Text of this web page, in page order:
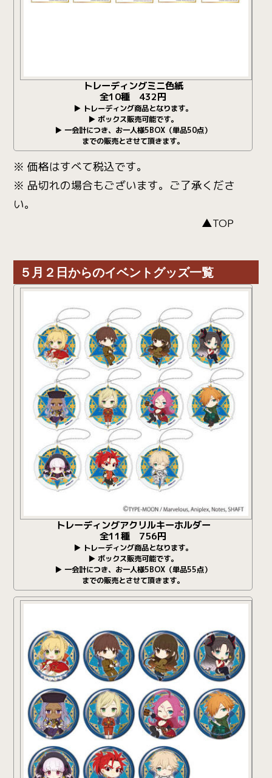
トレーディングミニ色紙
全10種 432円
▶ トレーディング商品となります。
▶ ボックス販売可能です。
▶ 一会計につき、お一人様5BOX（単品50点）
までの販売とさせて頂きます。
※ 価格はすべて税込です。
※ 品切れの場合もございます。ご了承くださ
い。
▲TOP
５月２日からのイベントグッズ一覧
トレーディングアクリルキーホルダー
全11種 756円
▶ トレーディング商品となります。
▶ ボックス販売可能です。
▶ 一会計につき、お一人様5BOX（単品55点）
までの販売とさせて頂きます。